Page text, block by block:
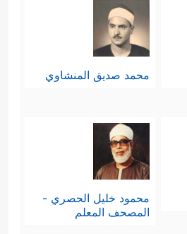
محمد صديق المنشاوي
محمود خليل الحصري -
المصحف المعلم